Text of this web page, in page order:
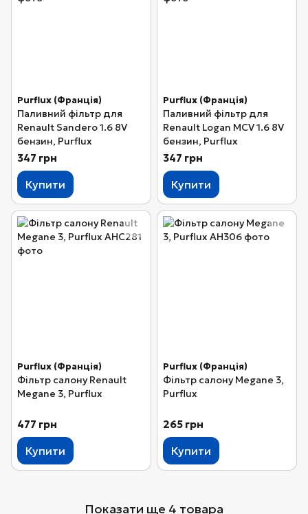
Purflux (Франція)
Паливний фільтр для
Renault Sandero 1.6 8V
бензин, Purflux
347 грн
Купити
Purflux (Франція)
Паливний фільтр для
Renault Logan MCV 1.6 8V
бензин, Purflux
347 грн
Купити
Purflux (Франція)
Фільтр салону Renault
Megane 3, Purflux
477 грн
Купити
Purflux (Франція)
Фільтр салону Megane 3,
Purflux
265 грн
Купити
Показати ще 4 товара